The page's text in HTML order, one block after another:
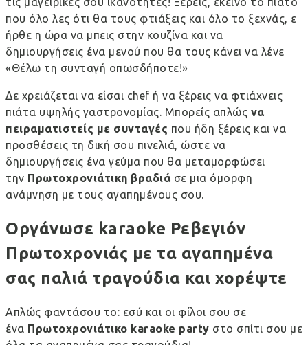
που όλο λες ότι θα τους φτιάξεις και όλο το ξεχνάς, ε
ήρθε η ώρα να μπεις στην κουζίνα και να
δημιουργήσεις ένα μενού που θα τους κάνει να λένε
«Θέλω τη συνταγή οπωσδήποτε!»
Δε χρειάζεται να είσαι chef ή να ξέρεις να φτιάχνεις
πιάτα υψηλής γαστρονομίας. Μπορείς απλώς να
πειραματιστείς με συνταγές που ήδη ξέρεις και να
προσθέσεις τη δική σου πινελιά, ώστε να
δημιουργήσεις ένα γεύμα που θα μεταμορφώσει
την Πρωτοχρονιάτικη βραδιάσε μια όμορφη
ανάμνηση με τους αγαπημένους σου.
Οργάνωσε karaoke Ρεβεγιόν
Πρωτοχρονιάς με τα αγαπημένα
σας παλιά τραγούδια και χορέψτε
Απλώς φαντάσου το: εσύ και οι φίλοι σου σε
ένα Πρωτοχρονιάτικο karaoke party στο σπίτι σου με